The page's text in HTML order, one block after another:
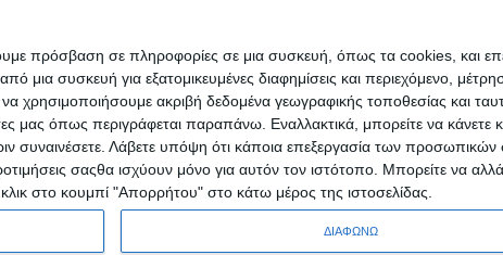
πρόσβαση σε πληροφορίες σε μια συσκευή, όπως τα cookies, και
συσκευή για εξατομικευμένες διαφημίσεις και περιεχόμενο,
να χρησιμοποιήσουμε ακριβή δεδομένα γεωγραφικής τοποθεσίας και
μας όπως περιγράφεται παραπάνω. Εναλλακτικά, μπορείτε να κάνετε
συναινέσετε. Λάβετε υπόψη ότι κάποια επεξεργασία των προσωπικών
σαςθα ισχύουν μόνο για αυτόν τον ιστότοπο. Μπορείτε να
στο κουμπί "Απορρήτου" στο κάτω μέρος της ιστοσελίδας.
ΔΙΑΦΩΝΩ
Classics Επικοινωνία
Trailers